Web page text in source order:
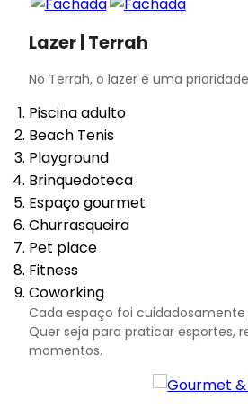
Lazer | Terrah
No Terrah, o lazer é uma
Piscina adulto
Beach Tenis
Playground
Brinquedoteca
Espaço gourmet
Churrasqueira
Pet place
Fitness
Coworking
Cada espaço foi
Quer seja para praticar esportes,
momentos.